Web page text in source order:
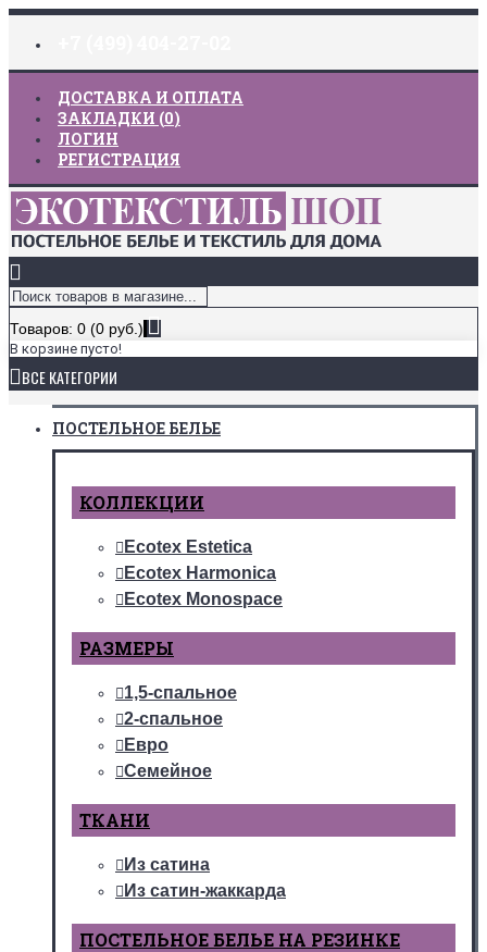
ДОСТАВКА И ОПЛАТА
ЗАКЛАДКИ (0)
ЛОГИН
РЕГИСТРАЦИЯ
Товаров: 0 (0 руб.)
В корзине пусто!
ВСЕ КАТЕГОРИИ
ПОСТЕЛЬНОЕ БЕЛЬЕ
КОЛЛЕКЦИИ
Ecotex Estetica
Ecotex Harmonica
Ecotex Monospace
РАЗМЕРЫ
1,5-спальное
2-спальное
Евро
Семейное
ТКАНИ
Из сатина
Из сатин-жаккарда
ПОСТЕЛЬНОЕ БЕЛЬЕ НА РЕЗИНКЕ